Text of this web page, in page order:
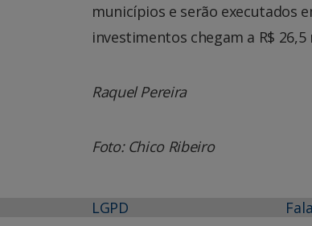
municípios e serão executados
investimentos chegam a R$ 26,5
Raquel Pereira
Foto: Chico Ribeiro
LGPD